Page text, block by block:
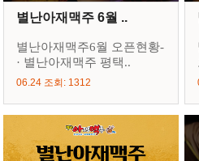
별난아재맥주 6월 ..
별난아재맥주6월 오픈현황-
· 별난아재맥주 평택..
06.24 조회: 1312